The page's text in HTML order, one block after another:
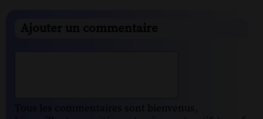
Ajouter un commentaire
Tous les commentaires sont bienvenus,